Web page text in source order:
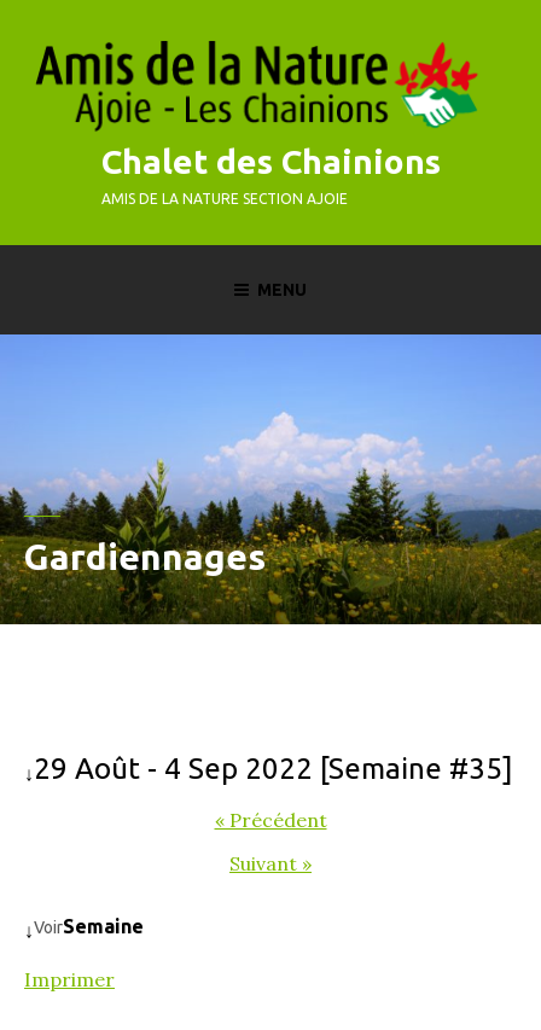
content
Chalet des Chainions
AMIS DE LA NATURE SECTION AJOIE
MENU
Gardiennages
↓ 29 Août - 4 Sep 2022 [Semaine #35]
« Précédent
Suivant »
↓VoirSemaine
Imprimer